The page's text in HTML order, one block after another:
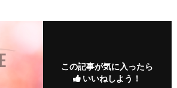
この記事が気に入ったら
いいねしよう！